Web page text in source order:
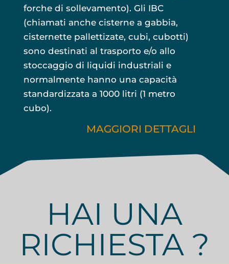
forche di sollevamento). Gli IBC
(chiamati anche cisterne a gabbia,
cisternette pallettizate, cubi, cubotti)
sono destinati al trasporto e/o allo
stoccaggio di liquidi industriali e
normalmente hanno una capacità
standardizzata a 1000 litri (1 metro
cubo).
MAGGIORI DETTAGLI
HAI UNA
RICHIESTA ?